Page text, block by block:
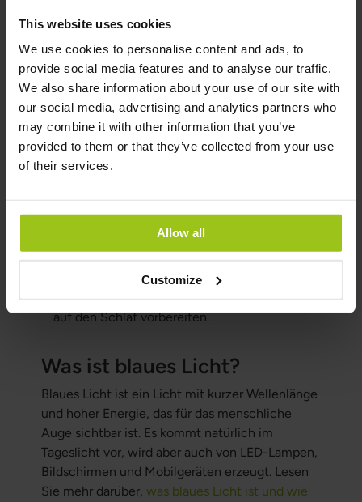
This website uses cookies
We use cookies to personalise content and ads, to
provide social media features and to analyse our traffic.
We also share information about your use of our site with
our social media, advertising and analytics partners who
may combine it with other information that you’ve
provided to them or that they’ve collected from your use
of their services.
Allow all
Customize
Exposition können Lebensstiländerungen die
Regelmäßige Schlafenszeiten:Zu festen
Zeiten ins Bett zu gehen und aufzuwachen
kann die innere Uhr des Körpers stabilisieren
und die Schlafqualität verbessern.
Eingeschränkte Bildschirmzeit vor dem
Schlafengehen:
Schlafengehen, um den Körper auf den Schlaf
Entspannungstechniken vor dem Schlaf:
Techniken wie Meditation und Atemübungen
können Entspannung fördern und den Geist
auf den Schlaf vorbereiten.
Was ist blaues Licht?
Blaues Licht ist ein Licht mit kurzer Wellenlänge
und hoher Energie, das für das menschliche
Auge sichtbar ist. Es kommt natürlich im
Tageslicht vor, wird aber auch von LED-Lampen,
Bildschirmen und Mobilgeräten erzeugt. Lesen
Sie mehr darüber, was blaues Licht ist und wie